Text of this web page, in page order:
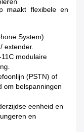
maakt flexibele en
System)
extender.
modulaire
(PSTN) of
om belspanningen
eenheid en
en